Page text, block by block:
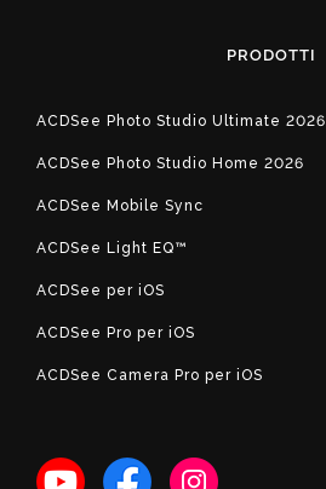
PRODOTTI
ACDSee Photo Studio Ultimate 2026
ACDSee Photo Studio Home 2026
ACDSee Mobile Sync
ACDSee Light EQ™
ACDSee per iOS
ACDSee Pro per iOS
ACDSee Camera Pro per iOS